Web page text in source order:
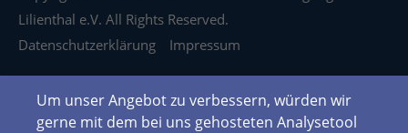
Lilienthal e.V. All Rights Reserved.
Datenschutzerklärung
Impressum
Um unser Angebot zu verbessern, würden wir
gerne mit dem bei uns gehosteten Analysetool